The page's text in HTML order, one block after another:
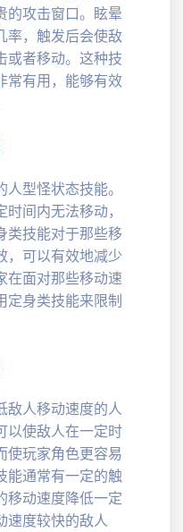
的攻击窗口。眩晕
率，触发后会使敌
或者移动。这种技
常有用，能够有效
型怪状态技能。
间内无法移动，
类技能对于那些移
，可以有效地减少
在面对那些移动速
定身类技能来限制
敌人移动速度的人
以使敌人在一定时
使玩家角色更容易
能通常有一定的触
移动速度降低一定
速度较快的敌人